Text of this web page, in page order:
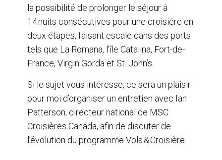
la possibilité de prolonger le séjour à
14 nuits consécutives pour une croisière en
deux étapes, faisant escale dans des ports
tels que La Romana, l’île Catalina, Fort-de-
France, Virgin Gorda et St. John’s.
Si le sujet vous intéresse, ce sera un plaisir
pour moi d’organiser un entretien avec Ian
Patterson, directeur national de MSC
Croisières Canada, afin de discuter de
l’évolution du programme Vols & Croisière.